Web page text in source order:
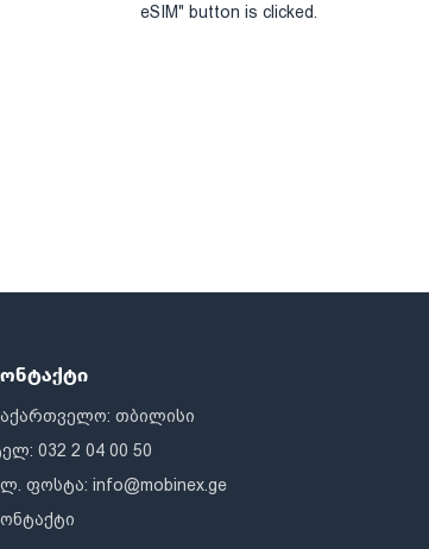
eSIM" button is clicked.
თბილისი
032 2 04 00 50
ფოსტა:info@mobinex.ge